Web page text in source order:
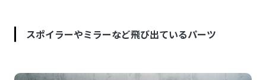
スポイラーやミラーなど飛び出ているパーツ